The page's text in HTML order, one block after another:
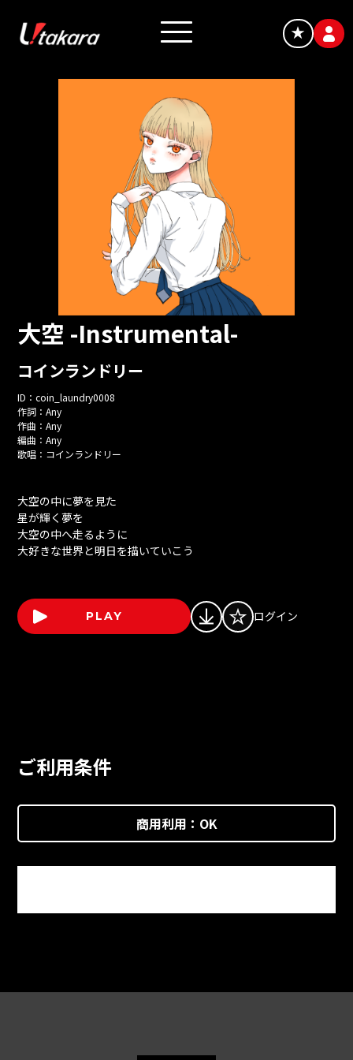
★
大空 -Instrumental-
コインランドリー
ID：coin_laundry0008
作詞：Any
作曲：Any
編曲：Any
歌唱： コインランドリー
大空の中に夢を見た
星が輝く夢を
大空の中へ走るように
大好きな世界と明日を描いていこう
PLAY ログイン
ご利用条件
商用利用： OK